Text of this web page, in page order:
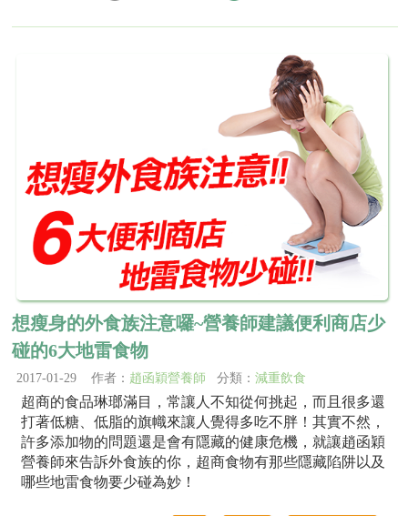
想瘦身的外食族注意囉~營養師建議便利商店少
碰的6大地雷食物
2017-01-29 作者： 趙函穎營養師 分類： 減重飲食
超商的食品琳瑯滿目，常讓人不知從何挑起，而且很多還
打著低糖、低脂的旗幟來讓人覺得多吃不胖！其實不然，
許多添加物的問題還是會有隱藏的健康危機，就讓趙函穎
營養師來告訴外食族的你，超商食物有那些隱藏陷阱以及
哪些地雷食物要少碰為妙！